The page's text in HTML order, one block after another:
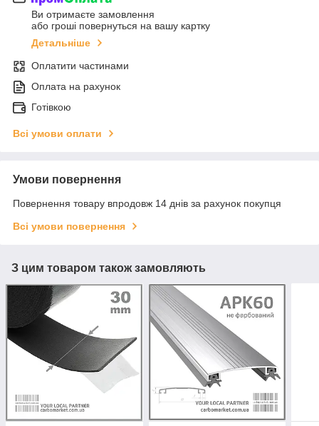
Ви отримаєте замовлення
або гроші повернуться на вашу картку
Детальніше
Оплатити частинами
Оплата на рахунок
Готівкою
Всі умови оплати
Умови повернення
Повернення товару впродовж 14 днів за рахунок покупця
Всі умови повернення
З цим товаром також замовляють